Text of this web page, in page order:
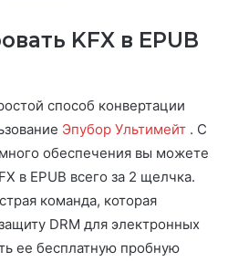
KFX в EPUB
способ конвертации
Эпубор Ультимейт . С
обеспечения вы можете
в EPUB всего за 2 щелчка.
команда, которая
DRM для электронных
ее бесплатную пробную